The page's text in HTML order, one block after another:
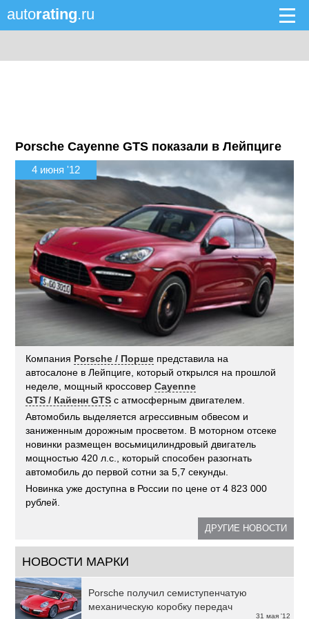
autorating.ru
Porsche Cayenne GTS показали в Лейпциге
4 июня '12
Компания Porsche / Порше представила на
автосалоне в Лейпциге, который открылся на прошлой
неделе, мощный кроссоверCayenne
GTS / Кайенн GTS с атмосферным двигателем.
Автомобиль выделяется агрессивным обвесом и
заниженным дорожным просветом. В моторном отсеке
новинки размещен восьмицилиндровый двигатель
мощностью 420 л.с., который способен разогнать
автомобиль до первой сотни за 5,7 секунды.
Новинка уже доступна в России по цене от 4 823 000
рублей.
ДРУГИЕ НОВОСТИ
НОВОСТИ МАРКИ
31 мая '12
Porsche получил семиступенчатую
механическую коробку передач